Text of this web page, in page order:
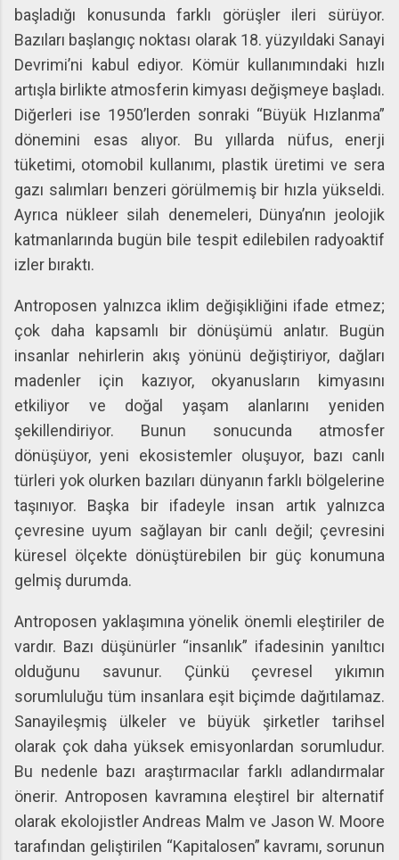
başladığı konusunda farklı görüşler ileri sürüyor.
Bazıları başlangıç noktası olarak 18. yüzyıldaki Sanayi
Devrimi’ni kabul ediyor. Kömür kullanımındaki hızlı
artışla birlikte atmosferin kimyası değişmeye başladı.
Diğerleri ise 1950’lerden sonraki “Büyük Hızlanma”
dönemini esas alıyor. Bu yıllarda nüfus, enerji
tüketimi, otomobil kullanımı, plastik üretimi ve sera
gazı salımları benzeri görülmemiş bir hızla yükseldi.
Ayrıca nükleer silah denemeleri, Dünya’nın jeolojik
katmanlarında bugün bile tespit edilebilen radyoaktif
izler bıraktı.
Antroposen yalnızca iklim değişikliğini ifade etmez;
çok daha kapsamlı bir dönüşümü anlatır. Bugün
insanlar nehirlerin akış yönünü değiştiriyor, dağları
madenler için kazıyor, okyanusların kimyasını
etkiliyor ve doğal yaşam alanlarını yeniden
şekillendiriyor. Bunun sonucunda atmosfer
dönüşüyor, yeni ekosistemler oluşuyor, bazı canlı
türleri yok olurken bazıları dünyanın farklı bölgelerine
taşınıyor. Başka bir ifadeyle insan artık yalnızca
çevresine uyum sağlayan bir canlı değil; çevresini
küresel ölçekte dönüştürebilen bir güç konumuna
gelmiş durumda.
Antroposen yaklaşımına yönelik önemli eleştiriler de
vardır. Bazı düşünürler “insanlık” ifadesinin yanıltıcı
olduğunu savunur. Çünkü çevresel yıkımın
sorumluluğu tüm insanlara eşit biçimde dağıtılamaz.
Sanayileşmiş ülkeler ve büyük şirketler tarihsel
olarak çok daha yüksek emisyonlardan sorumludur.
Bu nedenle bazı araştırmacılar farklı adlandırmalar
önerir. Antroposen kavramına eleştirel bir alternatif
olarak ekolojistler Andreas Malm ve Jason W. Moore
tarafından geliştirilen “Kapitalosen” kavramı, sorunun